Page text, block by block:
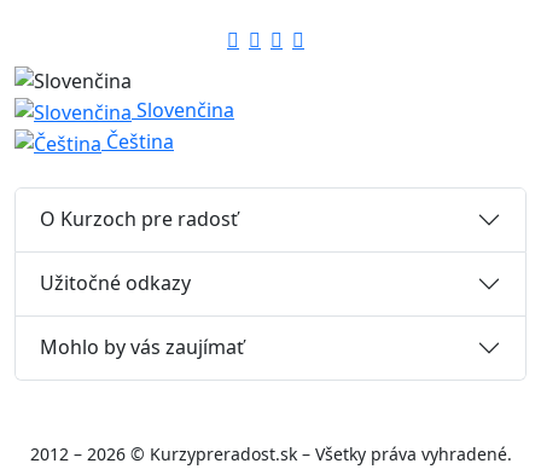
Slovenčina
Čeština
O Kurzoch pre radosť
Užitočné odkazy
Mohlo by vás zaujímať
2012 – 2026 © Kurzypreradost.sk – Všetky práva vyhradené.